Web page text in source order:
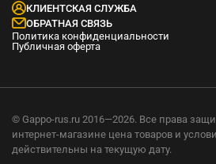
КЛИЕНТСКАЯ СЛУЖБА
ОБРАТНАЯ СВЯЗЬ
Политика конфиденциальности
Публичная оферта
© Gappo-rus.ru 2016—2026. Все права
интернет-магазине цена товаров и
действительны на текущую дату.